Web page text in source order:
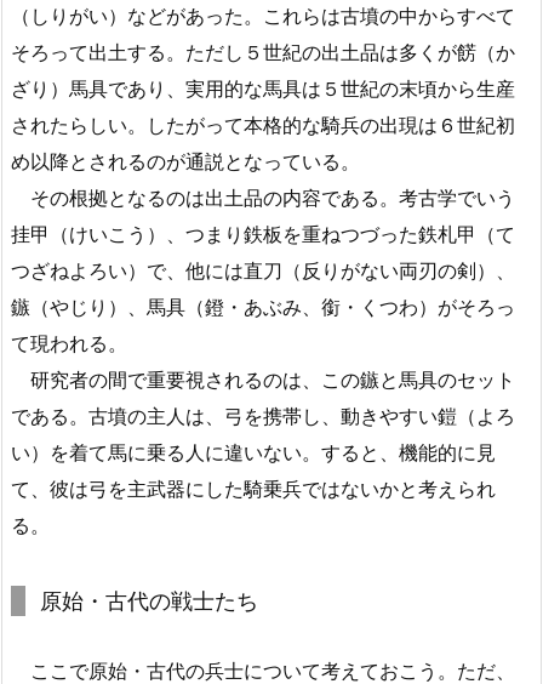
（しりがい）などがあった。これらは古墳の中からすべて
そろって出土する。ただし５世紀の出土品は多くが餝（か
ざり）馬具であり、実用的な馬具は５世紀の末頃から生産
されたらしい。したがって本格的な騎兵の出現は６世紀初
め以降とされるのが通説となっている。
その根拠となるのは出土品の内容である。考古学でいう
挂甲（けいこう）、つまり鉄板を重ねつづった鉄札甲（て
つざねよろい）で、他には直刀（反りがない両刃の剣）、
鏃（やじり）、馬具（鐙・あぶみ、銜・くつわ）がそろっ
て現われる。
研究者の間で重要視されるのは、この鏃と馬具のセット
である。古墳の主人は、弓を携帯し、動きやすい鎧（よろ
い）を着て馬に乗る人に違いない。すると、機能的に見
て、彼は弓を主武器にした騎乗兵ではないかと考えられ
る。
原始・古代の戦士たち
ここで原始・古代の兵士について考えておこう。ただ、